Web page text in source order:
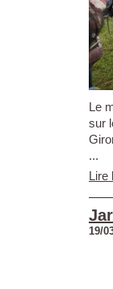
Le
sur
...
Lire
19/